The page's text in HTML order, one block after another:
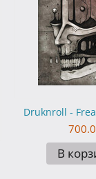
Druknroll -
В